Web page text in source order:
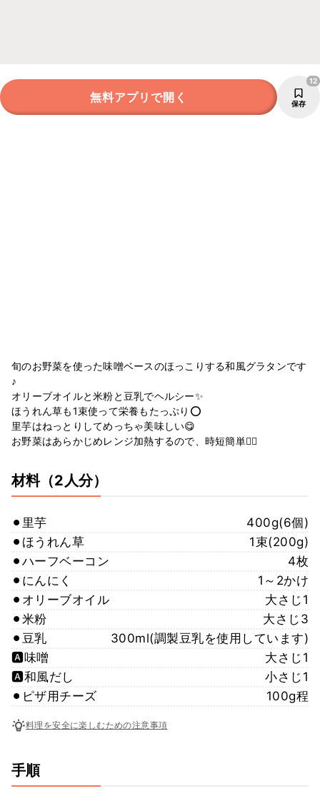
無料アプリで開く 保存
12
旬のお野菜を使った味噌ベースのほっこりする和風グラタンです
♪
オリーブオイルと米粉と豆乳でヘルシー✨
ほうれん草も1束使って栄養もたっぷり⭕️
里芋はねっとりしてめっちゃ美味しい😋
お野菜はあらかじめレンジ加熱するので、時短簡単🙆‍♀️
材料（2人分）
⚫︎里芋
400g(6個)
⚫︎ほうれん草
1束(200g)
⚫︎ハーフベーコン
4枚
⚫︎にんにく
1～2かけ
⚫︎オリーブオイル
大さじ1
⚫︎米粉
大さじ3
⚫︎豆乳
300ml(調製豆乳を使用しています)
🅰️味噌
大さじ1
🅰️和風だし
小さじ1
⚫︎ピザ用チーズ
100g程
料理を安全に楽しむための注意事項
手順